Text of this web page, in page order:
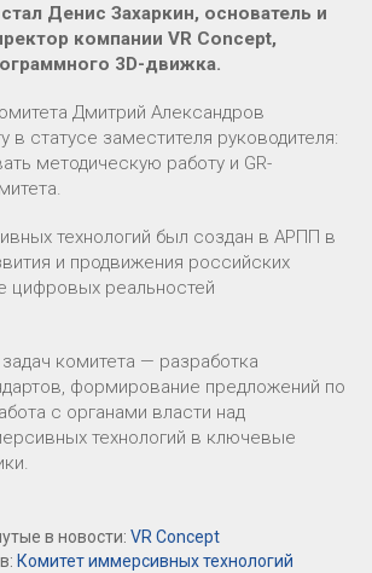
Денис Захаркин, основатель и
компании VR Concept,
3D-движка.
Дмитрий Александров
в статусе заместителя руководителя:
методическую работу и GR-
технологий был создан в АРПП в
и продвижения российских
цифровых реальностей
комитета — разработка
формирование предложений по
с органами власти над
технологий в ключевые
в новости: VR Concept
Комитет иммерсивных технологий